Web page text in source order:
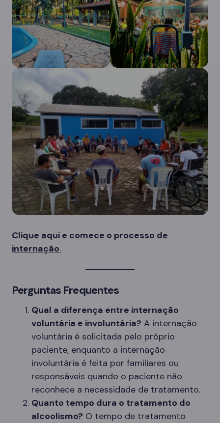
Clique aqui e comece o processo de
internação.
Perguntas Frequentes
Qual a diferença entre internação
voluntária e involuntária? A internação
voluntária é solicitada pelo próprio
paciente, enquanto a internação
involuntária é feita por familiares ou
responsáveis quando o paciente não
reconhece a necessidade de tratamento.
Quanto tempo dura o tratamento do
alcoolismo? O tempo de tratamento